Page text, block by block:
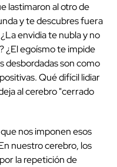
lastimaron al otro de
y te descubres fuera
envidia te nubla y no
¿El egoísmo te impide
desbordadas son como
Qué difícil lidiar
al cerebro "cerrado
nos imponen esos
nuestro cerebro, los
la repetición de